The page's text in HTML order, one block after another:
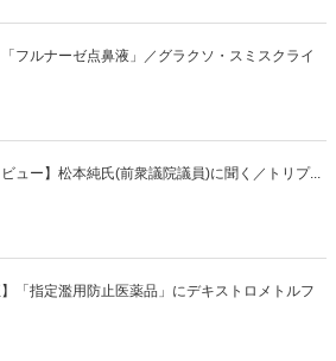
「フルナーゼ点鼻液」／グラクソ・スミスクライ
ビュー】松本純氏(前衆議院議員)に聞く／トリプ...
】「指定濫用防止医薬品」にデキストロメトルフ